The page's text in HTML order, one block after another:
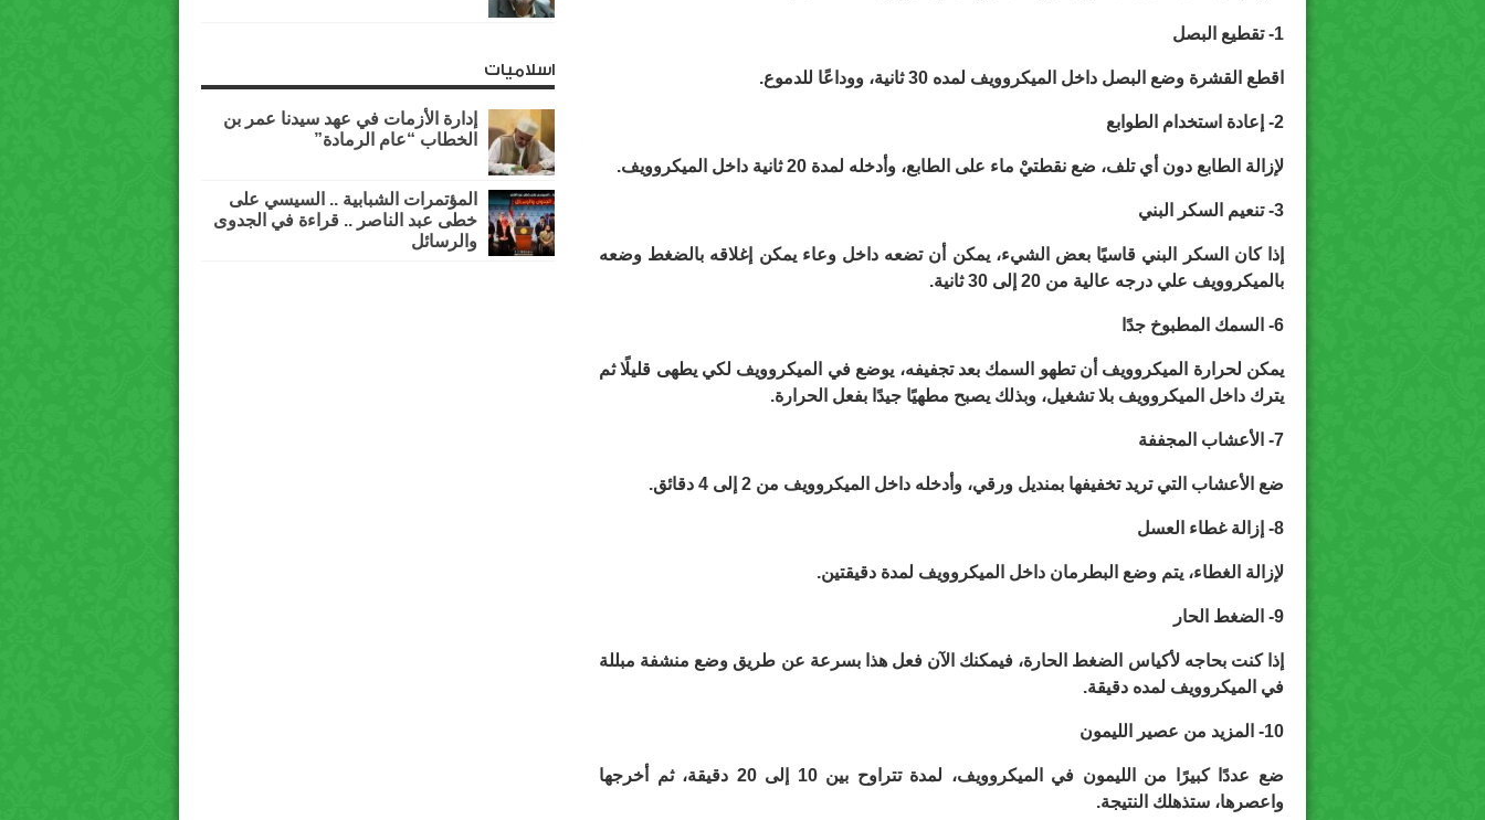
1- تقطيع البصل
اقطع القشرة وضع البصل داخل الميكروويف لمده 30 ثانية، ووداعًا للدموع .
2- إعادة استخدام الطوابع
لإزالة الطابع دون أي تلف، ضع نقطتيْ ماء على الطابع، وأدخله لمدة 20 ثانية داخل الميكروويف .
3- تنعيم السكر البني
إذا كان السكر البني قاسيًا بعض الشيء، يمكن أن تضعه داخل وعاء يمكن إغلاقه بالضغط وضعه
بالميكروويف علي درجه عالية من 20 إلى 30 ثانية
.
6- السمك المطبوخ جدًا
يمكن لحرارة الميكروويف أن تطهو السمك بعد تجفيفه، يوضع في الميكروويف لكي يطهى قليلًا ثم
يترك داخل الميكروويف بلا تشغيل، وبذلك يصبح مطهيًا جيدًا بفعل الحرارة.
7- الأعشاب المجففة
ضع الأعشاب التي تريد تخفيفها بمنديل ورقي، وأدخله داخل الميكروويف من 2 إلى 4 دقائق .
8- إزالة غطاء العسل
لإزالة الغطاء، يتم وضع البطرمان داخل الميكروويف لمدة دقيقتين.
9- الضغط الحار
إذا كنت بحاجه لأكياس الضغط الحارة، فيمكنك الآن فعل هذا بسرعة عن طريق وضع منشفة مبللة
في الميكروويف لمده دقيقة.
10- المزيد من عصير الليمون
ضع عددًا كبيرًا من الليمون في الميكروويف، لمدة تتراوح بين 10 إلى 20 دقيقة، ثم أخرجها
واعصرها، ستذهلك النتيجة.
اسلاميات
إدارة الأزمات في عهد سيدنا عمر بن
الخطاب “عام الرمادة”
المؤتمرات الشبابية .. السيسي على
خطى عبد الناصر .. قراءة في الجدوى
والرسائل